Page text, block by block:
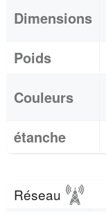
Dimensions
Poids
Couleurs
étanche
Réseau